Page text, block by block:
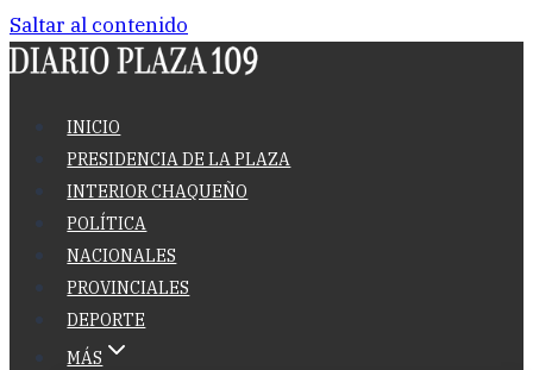
Saltar al contenido
INICIO
PRESIDENCIA DE LA PLAZA
INTERIOR CHAQUEÑO
POLÍTICA
NACIONALES
PROVINCIALES
DEPORTE
MÁS